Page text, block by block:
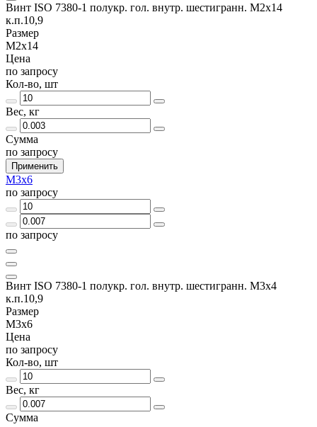
Винт ISO 7380-1 полукр. гол. внутр. шестигранн. М2х14
к.п.10,9
Размер
М2х14
Цена
по запросу
Кол-во, шт
Вес, кг
Сумма
по запросу
Применить
М3х6
по запросу
по запросу
Винт ISO 7380-1 полукр. гол. внутр. шестигранн. М3х4
к.п.10,9
Размер
М3х6
Цена
по запросу
Кол-во, шт
Вес, кг
Сумма